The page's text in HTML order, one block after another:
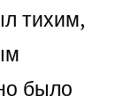
тихим,
было